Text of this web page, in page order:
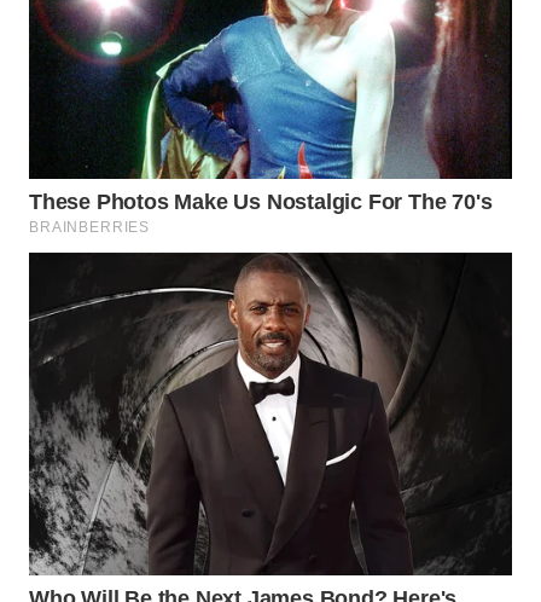
WN
DAIRI
WN
DANAU
TOBA
WN
WN
WN
TAPANULI
SELATAN
WN
TANJUNG
LESUNG